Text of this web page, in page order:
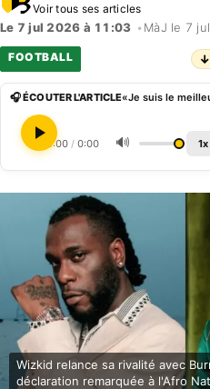
Voir tous ses articles
Le 7 jul 2026 à 11:03 • MàJ le 7
FOOTBALL ↓
🎧 ÉCOUTER L'ARTICLE
0:00 / 0:00 🔊 1x
Wizkid relance sa rivalité avec
déclaration remarquée à l'Afro